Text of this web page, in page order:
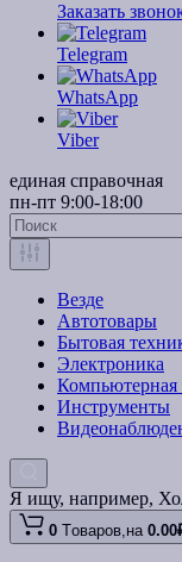
Заказать
Telegram
WhatsApp
Viber
единая справочная
пн-пт 9:00-18:00
Везде
Автотовары
Бытовая
Электроника
Компьютерная
Инструменты
Я ищу, например,
0 Tоваров,на